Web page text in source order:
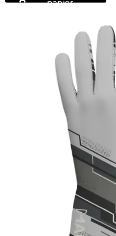
panier